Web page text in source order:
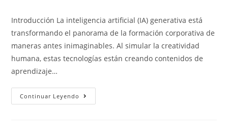
Introducción La inteligencia artificial (IA) generativa está
transformando el panorama de la formación corporativa de
maneras antes inimaginables. Al simular la creatividad
humana, estas tecnologías están creando contenidos de
aprendizaje…
Continuar Leyendo